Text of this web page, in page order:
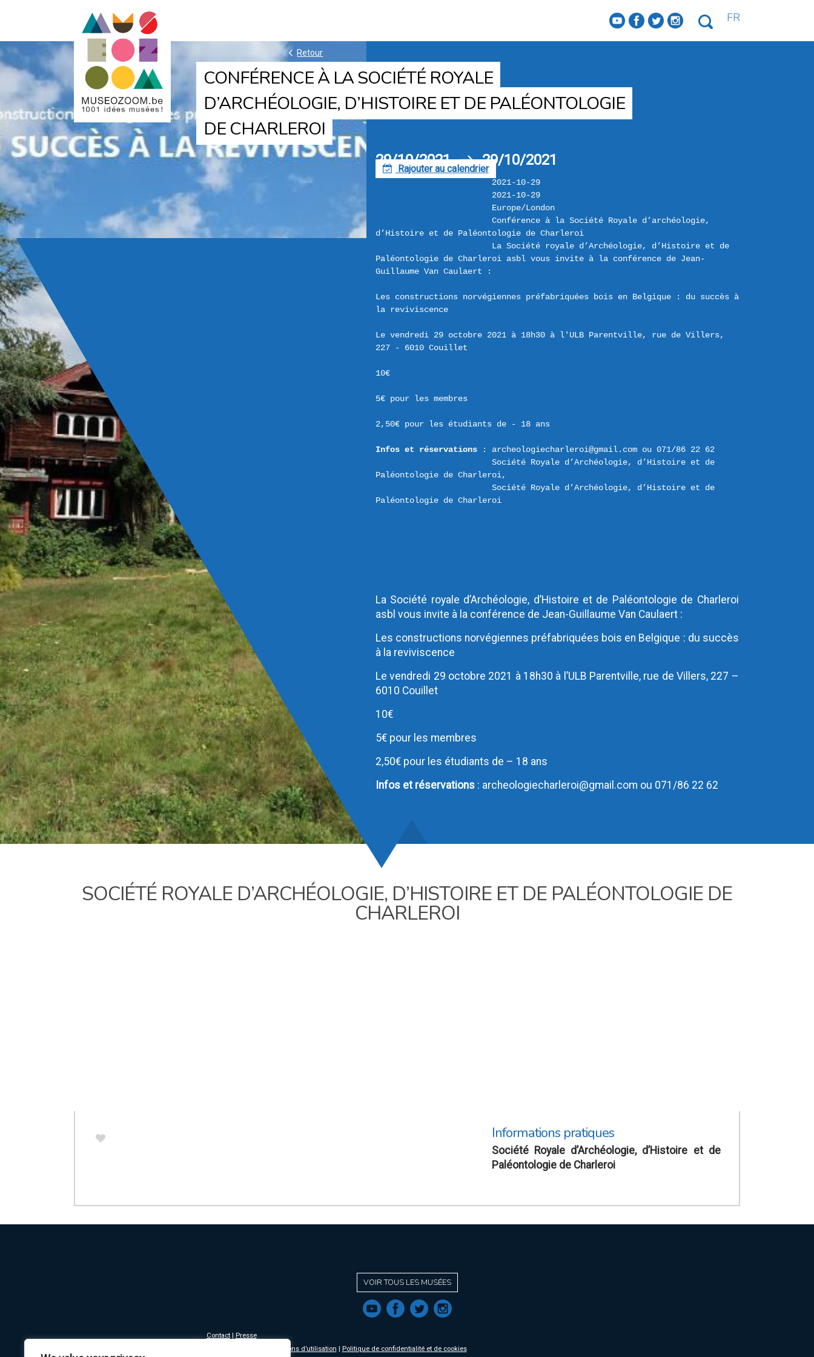
f a b e FR
k Retour
CONFÉRENCE À LA SOCIÉTÉ ROYALE
D’ARCHÉOLOGIE, D’HISTOIRE ET DE PALÉONTOLOGIE
DE CHARLEROI
29/10/2021 h 29/10/2021
F Rajouter au calendrier
2021-10-29
2021-10-29
Europe/London
Conférence à la Société Royale d’archéologie,
d’Histoire et de Paléontologie de Charleroi
La Société royale d’Archéologie, d’Histoire et de
Paléontologie de Charleroi asbl vous invite à la conférence de Jean-
Guillaume Van Caulaert :
Les constructions norvégiennes préfabriquées bois en Belgique : du succès à
la reviviscence
Le vendredi 29 octobre 2021 à 18h30 à l'ULB Parentville, rue de Villers,
227 - 6010 Couillet
10€
5€ pour les membres
2,50€ pour les étudiants de - 18 ans
Infos et réservations : archeologiecharleroi@gmail.com ou 071/86 22 62
Société Royale d’Archéologie, d’Histoire et de
Paléontologie de Charleroi,
Société Royale d’Archéologie, d’Histoire et de
Paléontologie de Charleroi
La Société royale d’Archéologie, d’Histoire et de Paléontologie de Charleroi
asbl vous invite à la conférence de Jean-Guillaume Van Caulaert :
Les constructions norvégiennes préfabriquées bois en Belgique : du succès
à la reviviscence
Le vendredi 29 octobre 2021 à 18h30 à l’ULB Parentville, rue de Villers, 227 –
6010 Couillet
10€
5€ pour les membres
2,50€ pour les étudiants de – 18 ans
Infos et réservations: archeologiecharleroi@gmail.com ou 071/86 22 62
SOCIÉTÉ ROYALE D’ARCHÉOLOGIE, D’HISTOIRE ET DE PALÉONTOLOGIE DE
CHARLEROI
B Informations pratiques
Société Royale d’Archéologie, d’Histoire et de
Paléontologie de Charleroi
VOIR TOUS LES MUSÉES
f a b e
Contact|
Presse
Mentions légales - Conditions d’utilisation
Politique de confidentialité et de cookies